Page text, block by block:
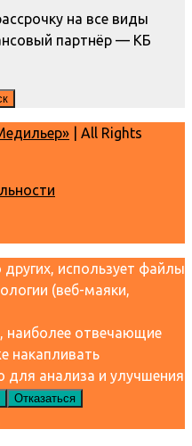
на все виды
партнёр — КБ
| All Rights
использует файлы
(веб-маяки,
наиболее отвечающие
накапливать
для анализа и улучшения
Отказаться